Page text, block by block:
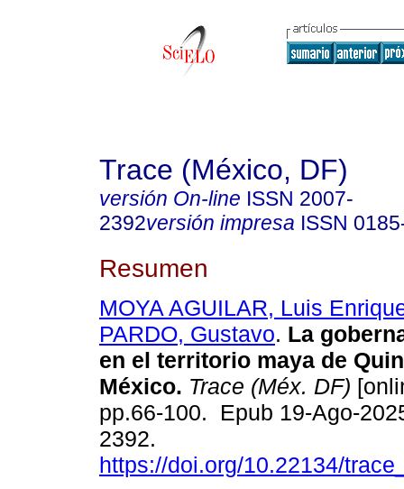
Trace (México, DF)
versión On-line ISSN 2007-
2392versión impresa ISSN
Resumen
MOYA AGUILAR, Luis
PARDO, Gustavo. La
en el territorio maya de
México. Trace (Méx. DF)
pp.66-100. Epub 19-Ago-
2392.
https://doi.org/10.22134/